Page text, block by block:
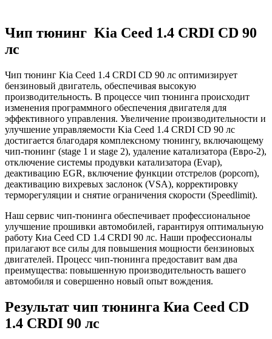
Чип тюнинг Kia Ceed 1.4 CRDI CD 90
лс
Чип тюнинг Kia Ceed 1.4 CRDI CD 90 лс оптимизирует
бензиновый двигатель, обеспечивая высокую
производительность. В процессе чип тюнинга происходит
изменения программного обеспечения двигателя для
эффективного управления. Увеличение производительности и
улучшение управляемости Kia Ceed 1.4 CRDI CD 90 лс
достигается благодаря комплексному тюнингу, включающему
чип-тюнинг (stage 1 и stage 2), удаление катализатора (Евро-2),
отключение системы продувки катализатора (Evap),
деактивацию EGR, включение функции отстрелов (popcorn),
деактивацию вихревых заслонок (VSA), корректировку
терморегуляции и снятие ограничения скорости (Speedlimit).
Наш сервис чип-тюнинга обеспечивает профессиональное
улучшение прошивки автомобилей, гарантируя оптимальную
работу Киа Ceed CD 1.4 CRDI 90 лс. Наши профессионалы
прилагают все силы для повышения мощности бензиновых
двигателей. Процесс чип-тюнинга предоставит вам два
преимущества: повышенную производительность вашего
автомобиля и совершенно новый опыт вождения.
Результат чип тюнинга Киа Ceed CD
1.4 CRDI 90 лс